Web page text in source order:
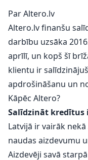
Par Altero.lv
Altero.lv finanšu
darbību uzsāka
aprīlī, un kopš šī
klientu ir
apdrošināšanu un
Kāpēc Altero?
Salīdzināt kredītus
Latvijā ir vairāk
naudas aizdevumu
Aizdevēji savā